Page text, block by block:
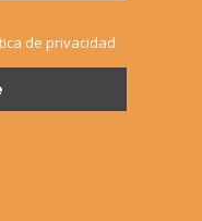
de privacidad